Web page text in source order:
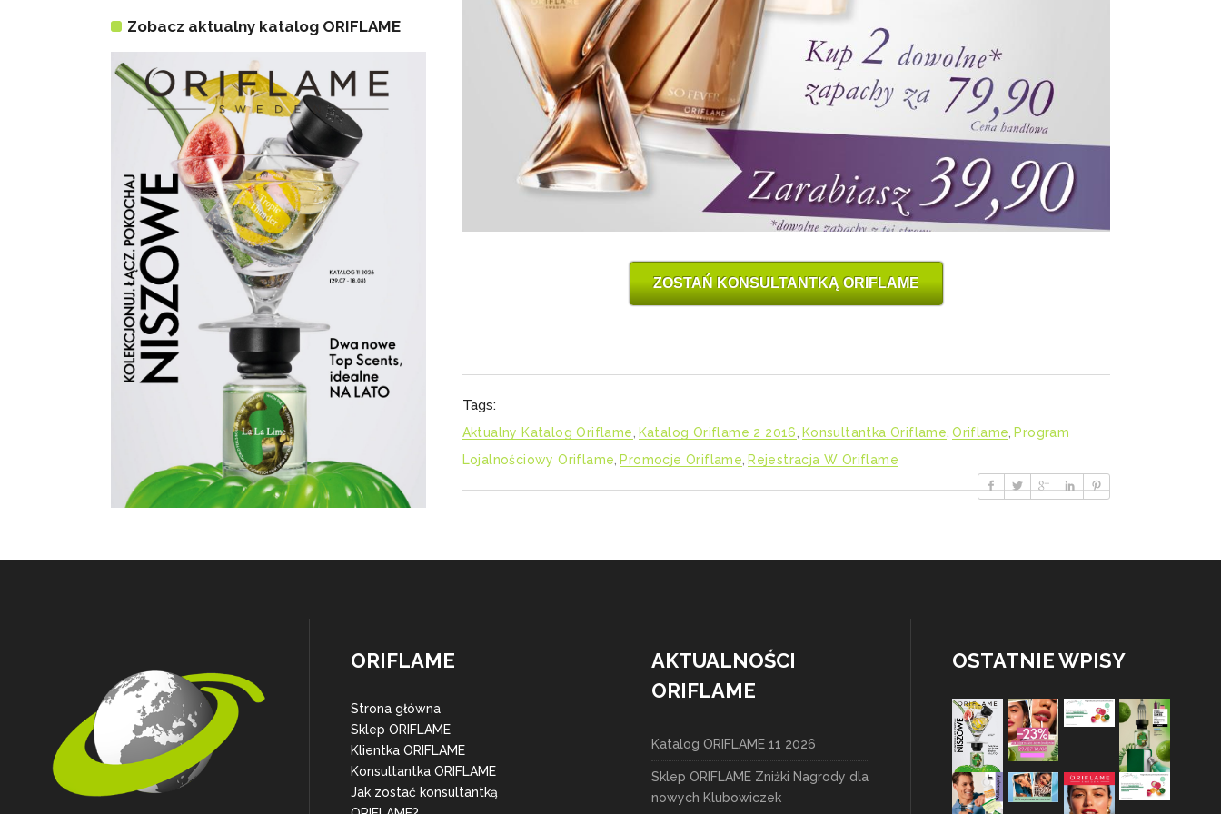
Zobacz aktualny katalog ORIFLAME
ZOSTAŃ KONSULTANTKĄ ORIFLAME
Tags:
Aktualny Katalog Oriflame Katalog Oriflame 2 2016 Konsultantka Oriflame Oriflame Program
Lojalnościowy Oriflame Promocje Oriflame Rejestracja W Oriflame
ORIFLAME
Strona główna
Sklep ORIFLAME
Klientka ORIFLAME
Konsultantka ORIFLAME
Jak zostać konsultantką
AKTUALNOŚCI
ORIFLAME
Katalog ORIFLAME 11 2026
Sklep ORIFLAME Zniżki Nagrody dla
nowych Klubowiczek
OSTATNIE WPISY